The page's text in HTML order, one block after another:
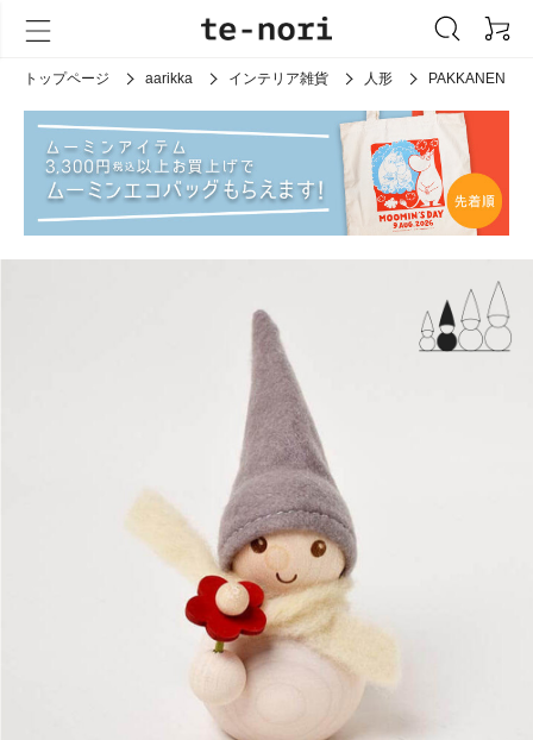
トップページ aarikka インテリア雑貨 人形 PAKKANEN フ